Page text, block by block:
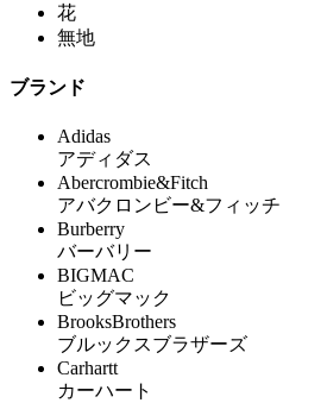
花
無地
ブランド
Adidas
アディダス
Abercrombie&Fitch
アバクロンビー&フィッチ
Burberry
バーバリー
BIGMAC
ビッグマック
BrooksBrothers
ブルックスブラザーズ
Carhartt
カーハート